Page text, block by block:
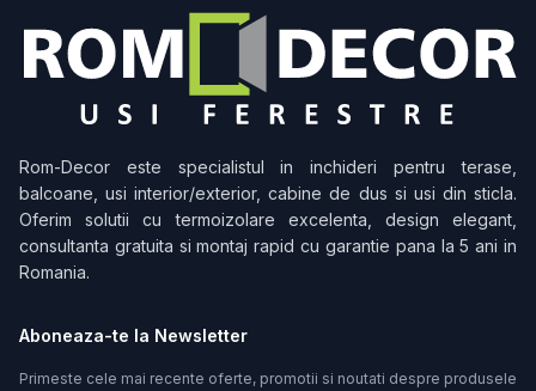
Rom-Decor este specialistul in inchideri pentru terase,
balcoane, usi interior/exterior, cabine de dus si usi din sticla.
Oferim solutii cu termoizolare excelenta, design elegant,
consultanta gratuita si montaj rapid cu garantie pana la 5 ani in
Romania.
Aboneaza-te la Newsletter
Primeste cele mai recente oferte, promotii si noutati despre produsele